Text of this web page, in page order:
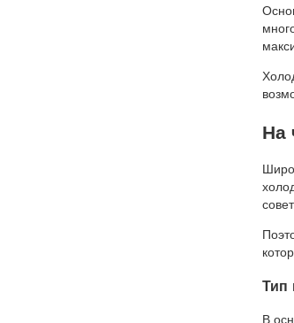
На
Тип
В